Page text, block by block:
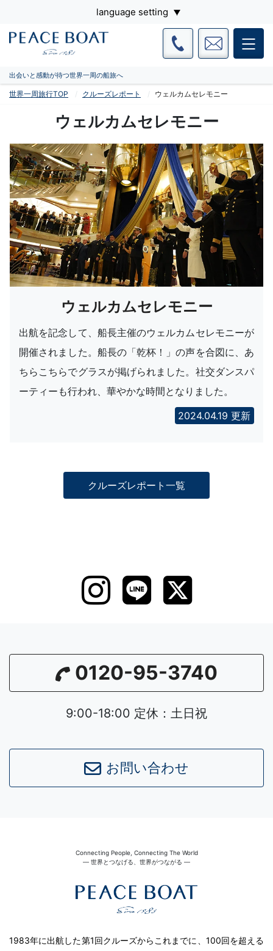
language setting
出会いと感動が待つ世界一周の船旅へ
世界一周旅行TOP クルーズレポート ウェルカムセレモニー
ウェルカムセレモニー
ウェルカムセレモニー
出航を記念して、船長主催のウェルカムセレモニーが
開催されました。船長の「乾杯！」の声を合図に、あ
ちらこちらでグラスが掲げられました。社交ダンスパ
ーティーも行われ、華やかな時間となりました。
2024.04.19 更新
クルーズレポート一覧
0120-95-3740
9:00-18:00 定休：土日祝
お問い合わせ
Connecting People, Connecting The World
― 世界とつなげる、世界がつながる ―
1983年に出航した第1回クルーズからこれまでに、100回を超える